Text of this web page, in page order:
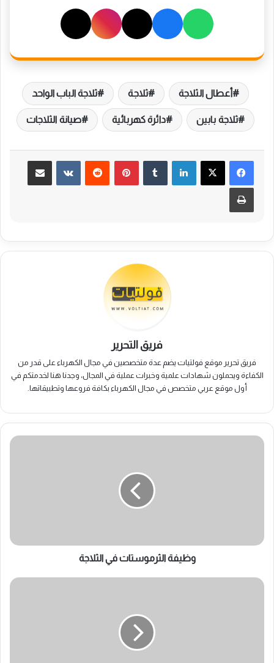
أعطال الثلاجة ثلاجة ثلاجة الباب الواحد
ثلاجة بابين دائرة كهربائية صيانة الثلاجات
لينكدإن بينتيريست مشاركة عبر البريد
طباعة
فريق التحرير
فريق تحرير موقع فولتيات يضم عدة متخصصين في مجال الكهرباء على قدر من
الكفاءة ويحملون شهادات علمية وخبرات عملية في المجال، وجدنا هنا لخدمتكم في
أول موقع عربي متخصص في مجال الكهرباء بكافة فروعها وتطبيقاتها.
وظيفة
وظيفة الثرموستات في الثلاجة
محطات